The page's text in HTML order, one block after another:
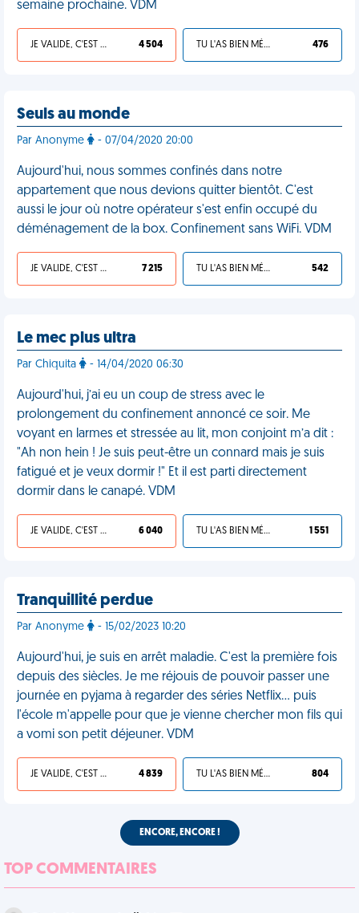
semaine prochaine. VDM
JE VALIDE, C'EST UNE VDM 4 504 TU L'AS BIEN MÉRITÉ 476
Seuls au monde
Par Anonyme - 07/04/2020 20:00
Aujourd'hui, nous sommes confinés dans notre
appartement que nous devions quitter bientôt. C'est
aussi le jour où notre opérateur s'est enfin occupé du
déménagement de la box. Confinement sans WiFi. VDM
JE VALIDE, C'EST UNE VDM 7 215 TU L'AS BIEN MÉRITÉ 542
Le mec plus ultra
Par Chiquita - 14/04/2020 06:30
Aujourd'hui, j’ai eu un coup de stress avec le
prolongement du confinement annoncé ce soir. Me
voyant en larmes et stressée au lit, mon conjoint m’a dit :
"Ah non hein ! Je suis peut-être un connard mais je suis
fatigué et je veux dormir !" Et il est parti directement
dormir dans le canapé. VDM
JE VALIDE, C'EST UNE VDM 6 040 TU L'AS BIEN MÉRITÉ 1 551
Tranquillité perdue
Par Anonyme - 15/02/2023 10:20
Aujourd'hui, je suis en arrêt maladie. C'est la première fois
depuis des siècles. Je me réjouis de pouvoir passer une
journée en pyjama à regarder des séries Netflix… puis
l'école m'appelle pour que je vienne chercher mon fils qui
a vomi son petit déjeuner. VDM
JE VALIDE, C'EST UNE VDM 4 839 TU L'AS BIEN MÉRITÉ 804
ENCORE, ENCORE !
TOP COMMENTAIRES